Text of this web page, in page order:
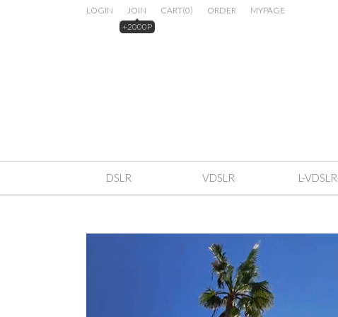
LOGIN
JOIN
+2000P
CART(0) ORDER MYPAGE
DSLR VDSLR L-VDSLR